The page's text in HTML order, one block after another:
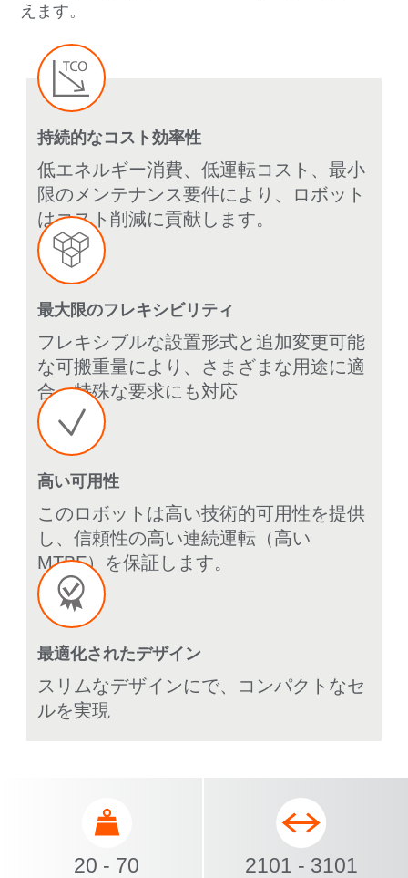
えます。
持続的なコスト効率性
低エネルギー消費、低運転コスト、最小
限のメンテナンス要件により、ロボット
はコスト削減に貢献します。
最大限のフレキシビリティ
フレキシブルな設置形式と追加変更可能
な可搬重量により、さまざまな用途に適
合、特殊な要求にも対応
高い可用性
このロボットは高い技術的可用性を提供
し、信頼性の高い連続運転（高い
MTBF）を保証します。
最適化されたデザイン
スリムなデザインにで、コンパクトなセ
ルを実現
20 - 70 2101 - 3101